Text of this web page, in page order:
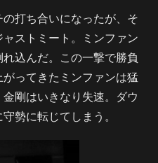
打ち合いになったが、そ
ストミート。ミンファン
込んだ。この一撃で勝負
ってきたミンファンは猛
剛はいきなり失速。ダウ
勢に転じてしまう。